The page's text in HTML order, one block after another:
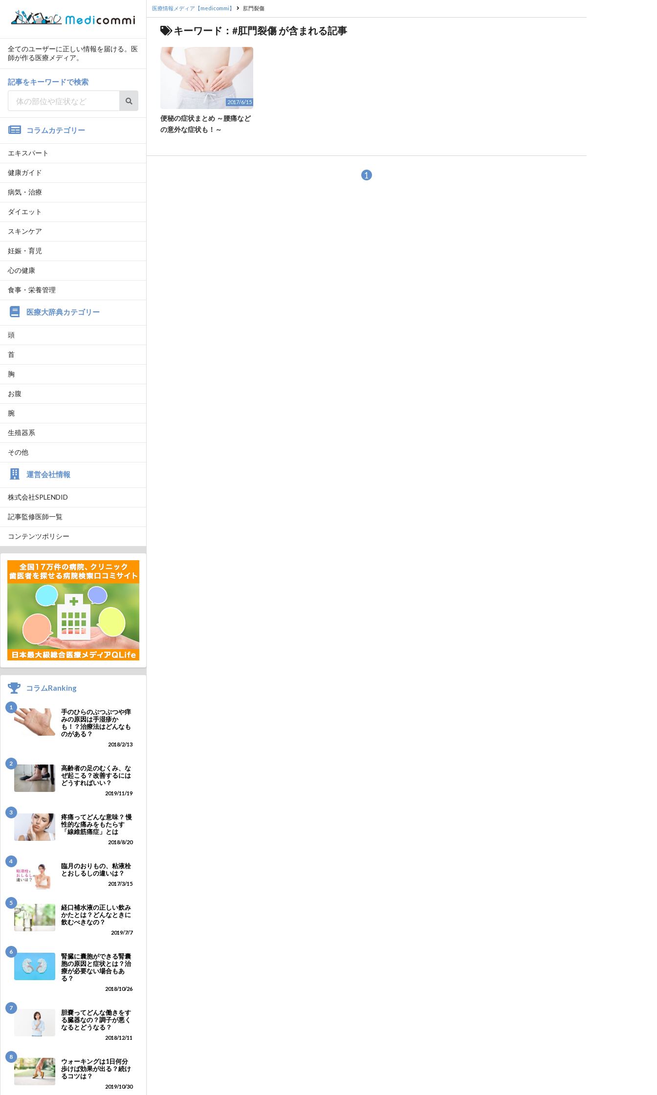
全てのユーザーに正しい情報を届ける。医
師が作る医療メディア。
記事をキーワードで検索
コラムカテゴリー
エキスパート
健康ガイド
病気・治療
ダイエット
スキンケア
妊娠・育児
心の健康
食事・栄養管理
医療大辞典カテゴリー
頭
首
胸
お腹
腕
生殖器系
その他
運営会社情報
株式会社SPLENDID
記事監修医師一覧
コンテンツポリシー
コラムRanking
1
手のひらのぶつぶつや痒
みの原因は手湿疹か
も！？治療法はどんなも
のがある？
2018/2/13
2
高齢者の足のむくみ、な
ぜ起こる？改善するには
どうすればいい？
2019/11/19
3
疼痛ってどんな意味？ 慢
性的な痛みをもたらす
「線維筋痛症」とは
2018/8/20
4
臨月のおりもの、粘液栓
とおしるしの違いは？
2017/3/15
5
経口補水液の正しい飲み
かたとは？どんなときに
飲むべきなの？
2019/7/7
6
腎臓に囊胞ができる腎囊
胞の原因と症状とは？治
療が必要ない場合もあ
る？
2018/10/26
7
胆嚢ってどんな働きをす
る臓器なの？調子が悪く
なるとどうなる？
2018/12/11
8
ウォーキングは1日何分
歩けば効果が出る？続け
るコツは？
2019/10/30
医療情報メディア【medicommi】 肛門裂傷
キーワード：#肛門裂傷 が含まれる記事
2017/6/15
便秘の症状まとめ ～腰痛など
の意外な症状も！～
1